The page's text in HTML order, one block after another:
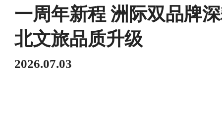
一周年新程 洲际双品牌
北文旅品质升级
2026.07.03